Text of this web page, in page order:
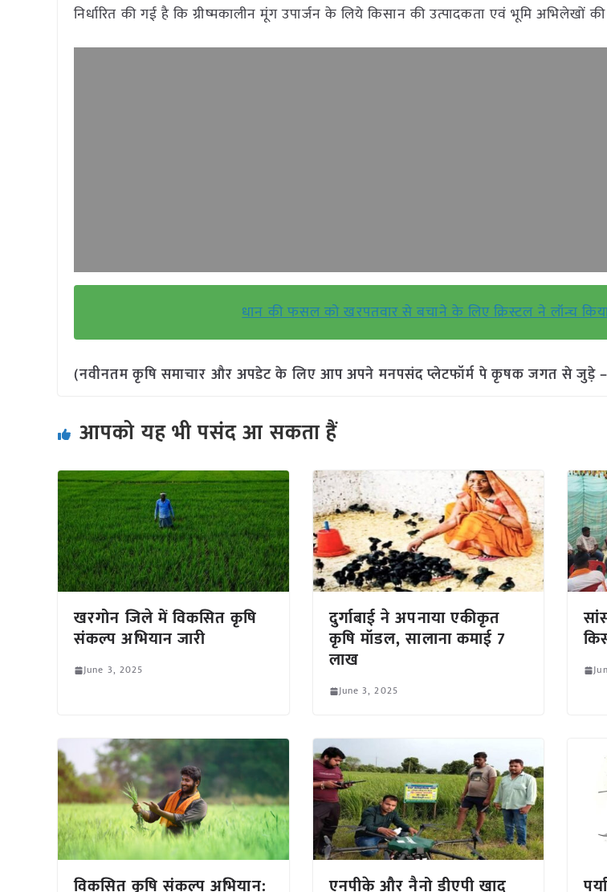
निर्धारित की गई है कि ग्रीष्मकालीन मूंग उपार्जन के लिये किसान की उत्पादकता एवं भूमि अभिलेखों
धान की फसल को खरपतवार से बचाने के लिए क्रिस्टल ने लॉन्च
(नवीनतम कृषि समाचार और अपडेट के लिए आप अपने मनपसंद प्लेटफॉर्म पे कृषक जगत से जुड़े –
आपको यह भी पसंद आ सकता हैं
खरगोन जिले में विकसित कृषि
संकल्प अभियान जारी
June 3, 2025
दुर्गाबाई ने अपनाया एकीकृत
कृषि मॉडल, सालाना कमाई 7
लाख
June 3, 2025